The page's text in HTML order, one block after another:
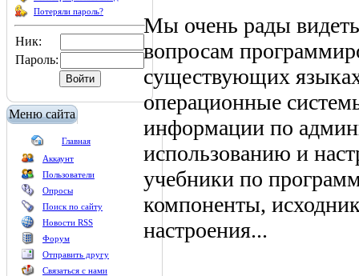
Потеряли пароль?
Ник:
Пароль:
Меню сайта
Главная
Аккаунт
Пользователи
Опросы
Поиск по сайту
Новости RSS
Форум
Отправить другу
Связаться с нами
Мы очень рады
вопросам
существующих
операционные
информации по
использованию и
учебники по
компоненты,
настроения...